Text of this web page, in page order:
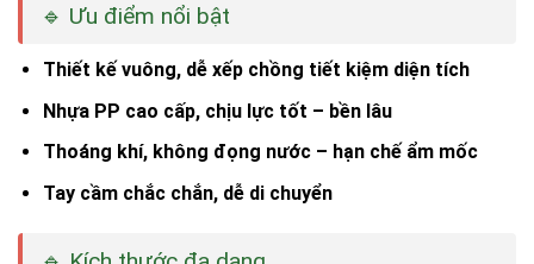
🔹 Ưu điểm nổi bật
Thiết kế vuông, dễ xếp chồng tiết kiệm diện tích
Nhựa PP cao cấp, chịu lực tốt – bền lâu
Thoáng khí, không đọng nước – hạn chế ẩm mốc
Tay cầm chắc chắn, dễ di chuyển